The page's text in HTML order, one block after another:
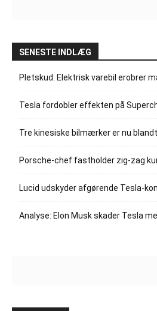
SENESTE INDLÆG
Pletskud: Elektrisk varebil erobrer
Tesla fordobler effekten på
Tre kinesiske bilmærker er nu
Porsche-chef fastholder zig-zag
Lucid udskyder afgørende Tesla-
Analyse: Elon Musk skader Tesla